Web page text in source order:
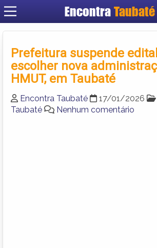
EncontraTaubaté
Cadastrar
Criar conta
Prefeitura suspende
escolher nova
HMUT, em Taubaté
Encontra Taubaté 17/01/2026
Taubaté
Nenhum comentário